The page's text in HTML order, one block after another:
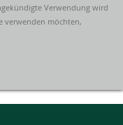
Verwendung wird
verwenden möchten,